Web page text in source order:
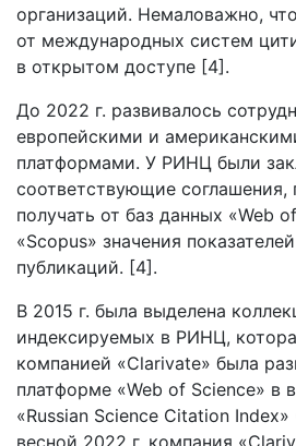
организаций. Немаловажно,
от международных систем
в открытом доступе [4].
До 2022 г. развивалось
европейскими и
платформами. У РИНЦ были
соответствующие соглашения,
получать от баз данных «Web
«Scopus» значения
публикаций. [4].
В 2015 г. была выделена
индексируемых в РИНЦ,
компанией «Clarivate» была
платформе «Web of Science» в
«Russian Science Citation
весной 2022 г. компания